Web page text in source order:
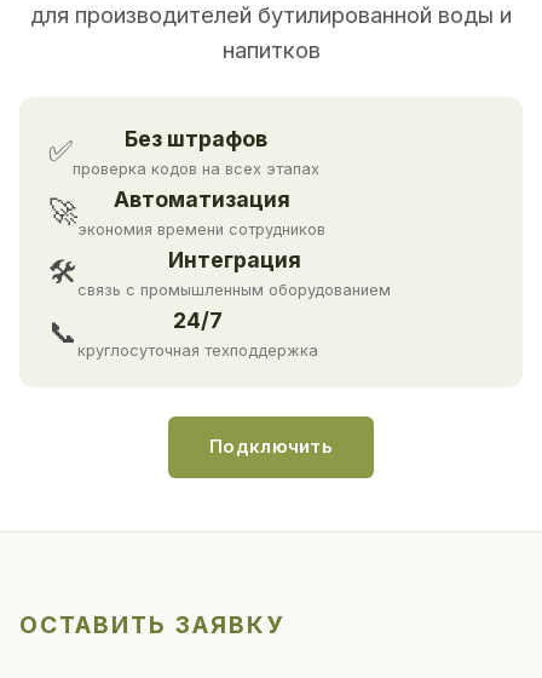
для производителей бутилированной воды и
напитков
✅ Без штрафов
проверка кодов на всех этапах
🚀 Автоматизация
экономия времени сотрудников
🛠 Интеграция
связь с промышленным оборудованием
📞 24/7
круглосуточная техподдержка
Подключить
ОСТАВИТЬ ЗАЯВКУ